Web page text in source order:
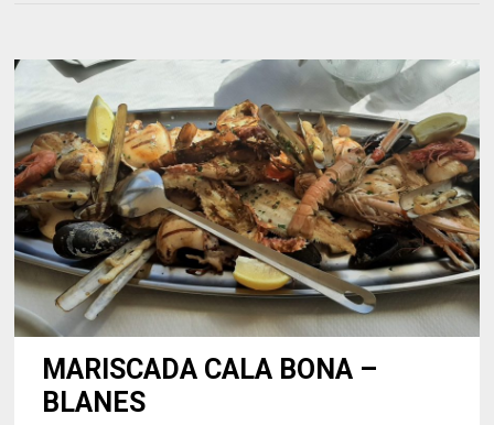
MARISCADA CALA BONA –
BLANES